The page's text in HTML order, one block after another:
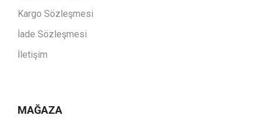
Kargo Sözleşmesi
İade Sözleşmesi
İletişim
MAĞAZA